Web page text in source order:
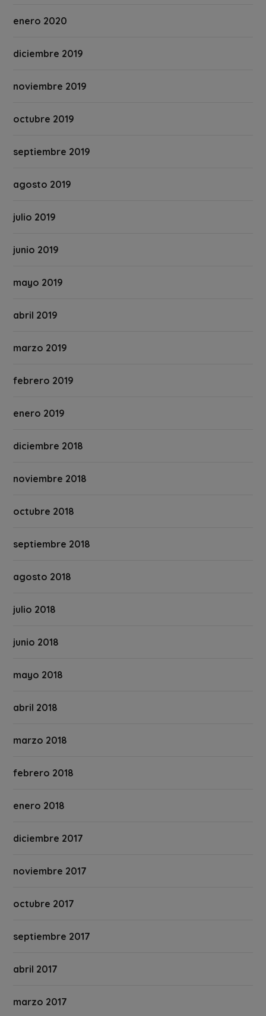
enero 2020
diciembre 2019
noviembre 2019
octubre 2019
septiembre 2019
agosto 2019
julio 2019
junio 2019
mayo 2019
abril 2019
marzo 2019
febrero 2019
enero 2019
diciembre 2018
noviembre 2018
octubre 2018
septiembre 2018
agosto 2018
julio 2018
junio 2018
mayo 2018
abril 2018
marzo 2018
febrero 2018
enero 2018
diciembre 2017
noviembre 2017
octubre 2017
septiembre 2017
abril 2017
marzo 2017